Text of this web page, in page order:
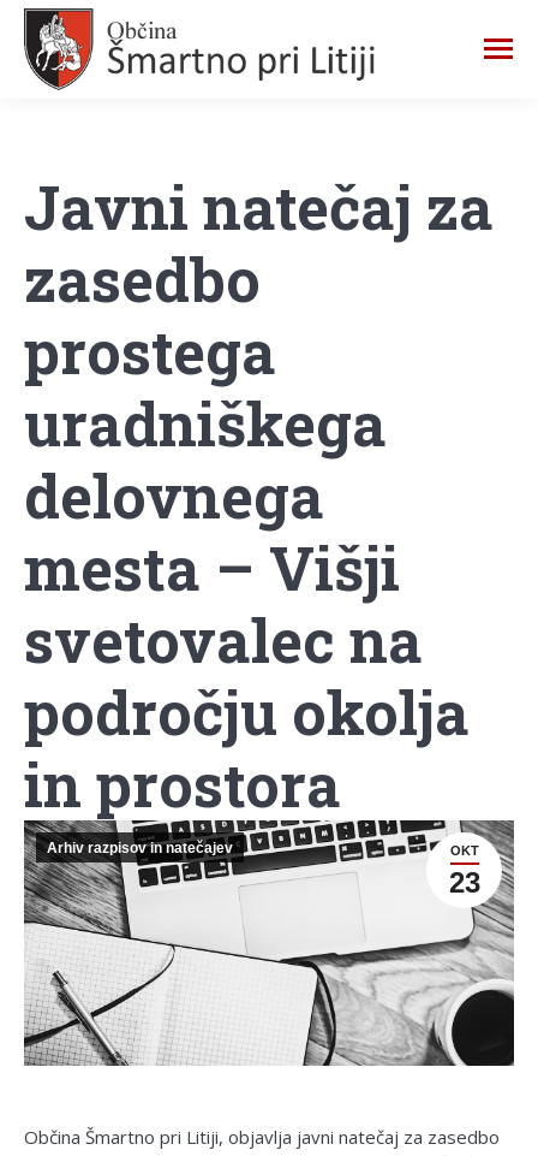
Javni natečaj za
zasedbo
prostega
uradniškega
delovnega
mesta – Višji
svetovalec na
področju okolja
in prostora
OKT
23
Arhiv razpisov in natečajev
Občina Šmartno pri Litiji, objavlja javni natečaj za zasedbo